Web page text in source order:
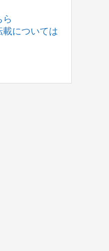
については